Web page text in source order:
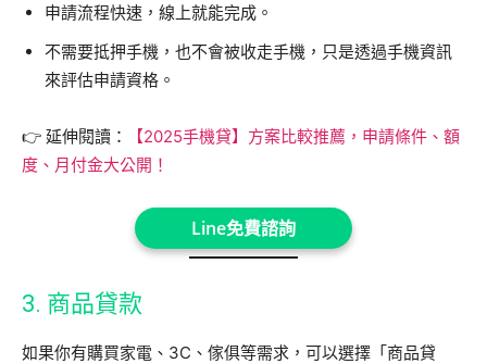
申請流程快速，線上就能完成。
不需要抵押手機，也不會被收走手機，只是透過手機資訊
來評估申請資格。
👉 延伸閱讀：
【2025手機貸】方案比較推薦，申請條件、額
度、月付金大公開！
Line免費諮詢
3. 商品貸款
如果你有購買家電、3C、傢俱等需求，可以選擇「商品貸